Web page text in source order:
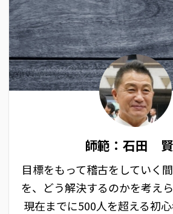
師範：石田
目標をもって稽古をしていく
を、どう解決するのかを考え
現在までに500人を超える初